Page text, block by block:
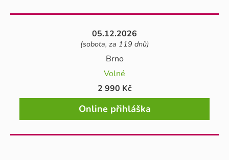
05.12.2026
(sobota, za 119 dnů)
Brno
Volné
2 990 Kč
Online přihláška